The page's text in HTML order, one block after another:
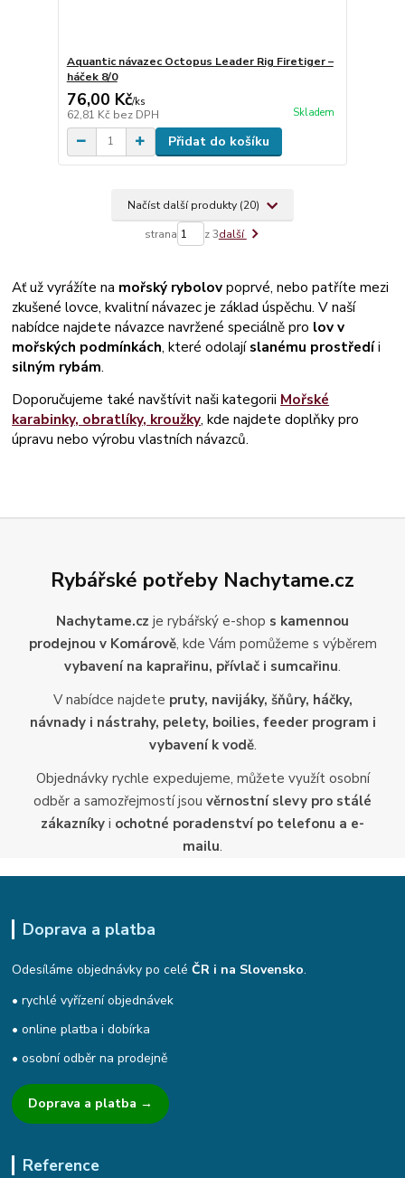
Aquantic návazec Octopus Leader Rig Firetiger –
háček 8/0
76,00 Kč/ks
62,81 Kč bez DPH Skladem
Přidat do košíku
Načíst další produkty (20)
strana z 3další
Ať už vyrážíte na mořský rybolovpoprvé, nebo patříte mezi
zkušené lovce, kvalitní návazec je základ úspěchu. V naší
nabídce najdete návazce navržené speciálně pro lov v
mořských podmínkách, které odolajíslanému prostředíi
silným rybám.
Doporučujeme také navštívit naši kategorii Mořské
karabinky, obratlíky, kroužky, kde najdete doplňky pro
úpravu nebo výrobu vlastních návazců.
Rybářské potřeby Nachytame.cz
Nachytame.cz je rybářský e-shop s kamennou
prodejnou v Komárově, kde Vám pomůžeme s výběrem
vybavení na kaprařinu, přívlač i sumcařinu.
V nabídce najdete pruty, navijáky, šňůry, háčky,
návnady i nástrahy, pelety, boilies, feeder program i
vybavení k vodě.
Objednávky rychle expedujeme, můžete využít osobní
odběr a samozřejmostí jsou věrnostní slevy pro stálé
zákazníky i ochotné poradenství po telefonu a e-
mailu.
Doprava a platba
Odesíláme objednávky po celéČR i na Slovensko.
• rychlé vyřízení objednávek
• online platba i dobírka
• osobní odběr na prodejně
Doprava a platba →
Reference